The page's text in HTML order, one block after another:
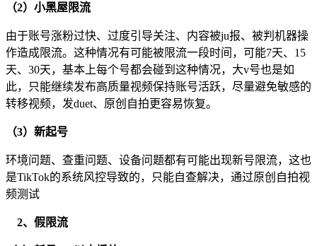
（2）小黑屋限流
由于账号涨粉过快、过度引导关注、内容被ju报、被判机器操
作造成限流。这种情况有可能被限流一段时间，可能7天、15
天、30天，基本上每个号都会碰到这种情况，大v号也是如
此，只能继续发布高质量视频保持账号活跃，尽量避免敏感的
转移视频，发duet、原创自拍更容易恢复。
（3）新起号
环境问题、查重问题、设备问题都有可能出现新号限流，这也
是TikTok的系统风控导致的，只能自查解决，通过原创自拍视
频测试
2、假限流